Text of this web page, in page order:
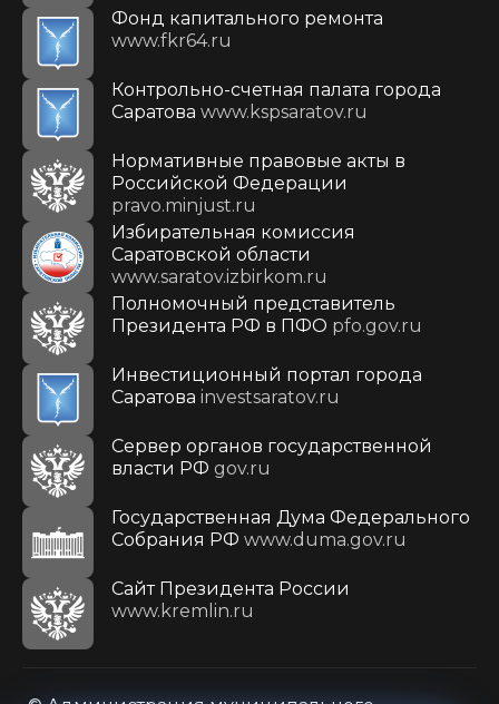
Фонд капитального ремонта
www.fkr64.ru
Контрольно-счетная палата города
Саратова www.kspsaratov.ru
Нормативные правовые акты в
Российской Федерации
pravo.minjust.ru
Избирательная комиссия
Саратовской области
www.saratov.izbirkom.ru
Полномочный представитель
Президента РФ в ПФО pfo.gov.ru
Инвестиционный портал города
Саратова investsaratov.ru
Сервер органов государственной
власти РФ gov.ru
Государственная Дума Федерального
Собрания РФ www.duma.gov.ru
Cайт Президента России
www.kremlin.ru